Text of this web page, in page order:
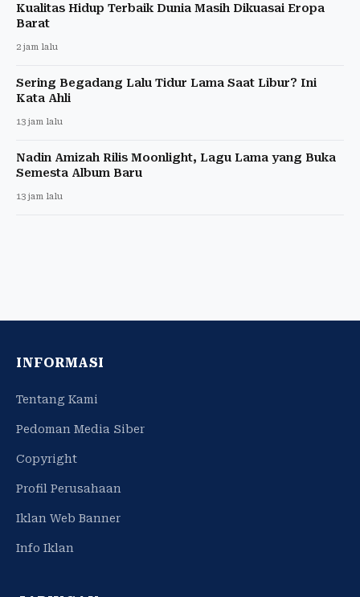
Kualitas Hidup Terbaik Dunia Masih Dikuasai Eropa
Barat
2 jam lalu
Sering Begadang Lalu Tidur Lama Saat Libur? Ini
Kata Ahli
13 jam lalu
Nadin Amizah Rilis Moonlight, Lagu Lama yang Buka
Semesta Album Baru
13 jam lalu
INFORMASI
Tentang Kami
Pedoman Media Siber
Copyright
Profil Perusahaan
Iklan Web Banner
Info Iklan